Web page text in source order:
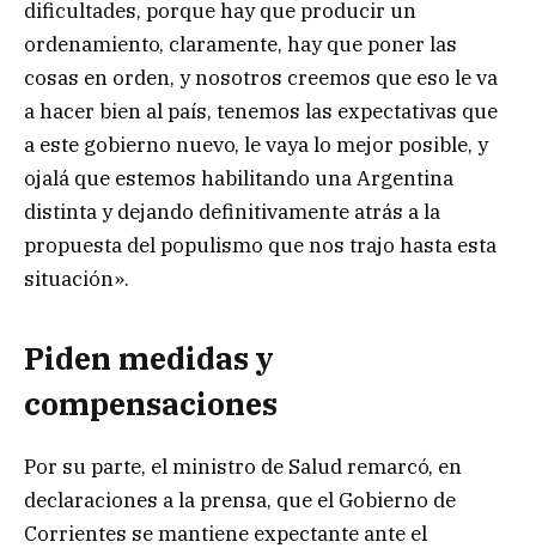
dificultades, porque hay que producir un
ordenamiento, claramente, hay que poner las
cosas en orden, y nosotros creemos que eso le va
a hacer bien al país, tenemos las expectativas que
a este gobierno nuevo, le vaya lo mejor posible, y
ojalá que estemos habilitando una Argentina
distinta y dejando definitivamente atrás a la
propuesta del populismo que nos trajo hasta esta
situación».
Piden medidas y
compensaciones
Por su parte, el ministro de Salud remarcó, en
declaraciones a la prensa, que el Gobierno de
Corrientes se mantiene expectante ante el